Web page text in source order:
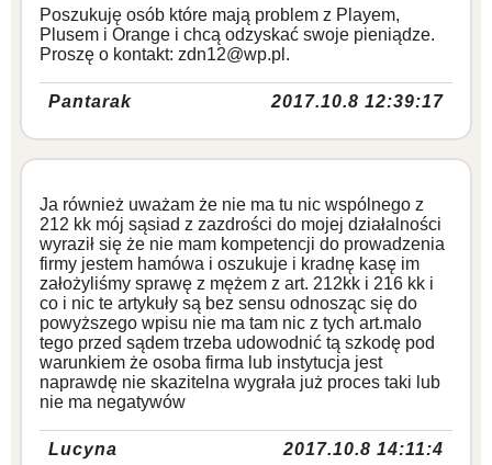
Poszukuję osób które mają problem z Playem,
Plusem i Orange i chcą odzyskać swoje pieniądze.
Proszę o kontakt: zdn12@wp.pl.
Pantarak 2017.10.8 12:39:17
Ja również uważam że nie ma tu nic wspólnego z
212 kk mój sąsiad z zazdrości do mojej działalności
wyraził się że nie mam kompetencji do prowadzenia
firmy jestem hamówa i oszukuje i kradnę kasę im
założyliśmy sprawę z mężem z art. 212kk i 216 kk i
co i nic te artykuły są bez sensu odnosząc się do
powyższego wpisu nie ma tam nic z tych art.malo
tego przed sądem trzeba udowodnić tą szkodę pod
warunkiem że osoba firma lub instytucja jest
naprawdę nie skazitelna wygrała już proces taki lub
nie ma negatywów
Lucyna 2017.10.8 14:11:4